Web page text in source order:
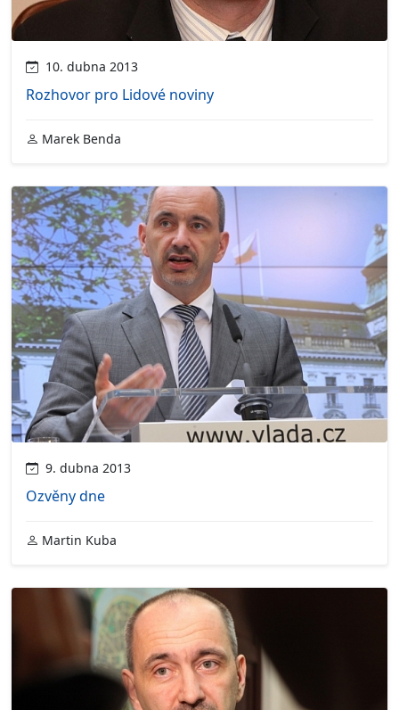
10. dubna 2013
Rozhovor pro Lidové noviny
Marek Benda
9. dubna 2013
Ozvěny dne
Martin Kuba